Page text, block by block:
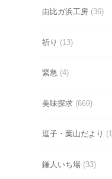
由比ガ浜工房 (36)
祈り (13)
緊急 (4)
美味探求 (669)
逗子・葉山だより
鎌人いち場 (33)